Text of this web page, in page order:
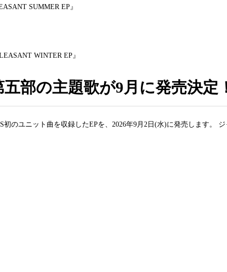
SUMMER EP』
WINTER EP』
部の主題歌が9月に発売決定
初のユニット曲を収録したEPを、2026年9月2日(水)に発売します。